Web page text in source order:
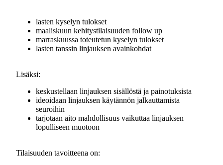
lasten kyselyn tulokset
maaliskuun kehitystilaisuuden follow up
marraskuussa toteutetun kyselyn tulokset
lasten tanssin linjauksen avainkohdat
Lisäksi:
keskustellaan linjauksen sisällöstä ja painotuksista
ideoidaan linjauksen käytännön jalkauttamista
seuroihin
tarjotaan aito mahdollisuus vaikuttaa linjauksen
lopulliseen muotoon
Tilaisuuden tavoitteena on: